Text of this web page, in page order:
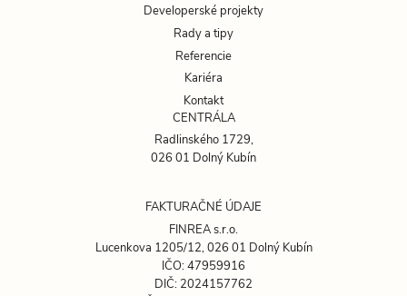
Developerské projekty
Rady a tipy
Referencie
Kariéra
Kontakt
CENTRÁLA
Radlinského 1729,
026 01 Dolný Kubín
FAKTURAČNÉ ÚDAJE
FINREA s.r.o.
Lucenkova 1205/12, 026 01 Dolný Kubín
IČO: 47959916
DIČ: 2024157762